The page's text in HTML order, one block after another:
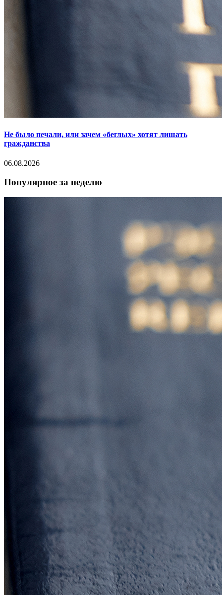
Не было печали, или зачем «беглых» хотят лишать
гражданства
06.08.2026
Популярное за неделю